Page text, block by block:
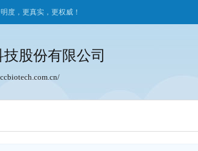
度，更真实，更权威！
股份有限公司